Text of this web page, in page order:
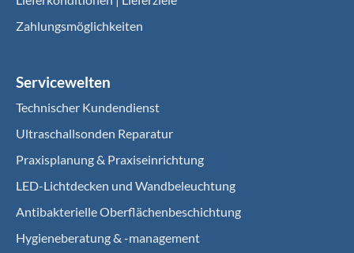
Zahlungsmöglichkeiten
Servicewelten
Technischer Kundendienst
Ultraschallsonden Reparatur
Praxisplanung & Praxiseinrichtung
LED-Lichtdecken und Wandbeleuchtung
Antibakterielle Oberflächenbeschichtung
Hygieneberatung & -management